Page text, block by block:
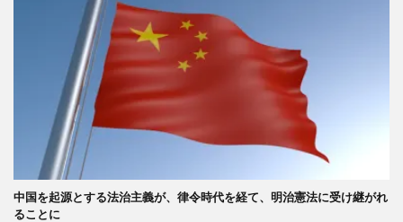
中国を起源とする法治主義が、律令時代を経て、明治憲法に受け継がれ
ることに